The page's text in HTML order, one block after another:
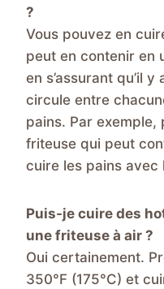
?
Vous pouvez en
peut en contenir en
en s’assurant qu’il
circule entre
pains. Par
friteuse qui peut
cuire les pains avec
Puis-je cuire des
une friteuse à air ?
Oui certainement.
350°F (175°C) et